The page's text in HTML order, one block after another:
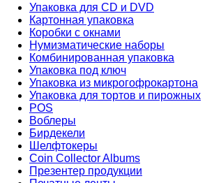
Упаковка для CD и DVD
Картонная упаковка
Коробки с окнами
Нумизматические наборы
Комбинированная упаковка
Упаковка под ключ
Упаковка из микрогофрокартона
Упаковка для тортов и пирожных
POS
Воблеры
Бирдекели
Шелфтокеры
Coin Collector Albums
Презентер продукции